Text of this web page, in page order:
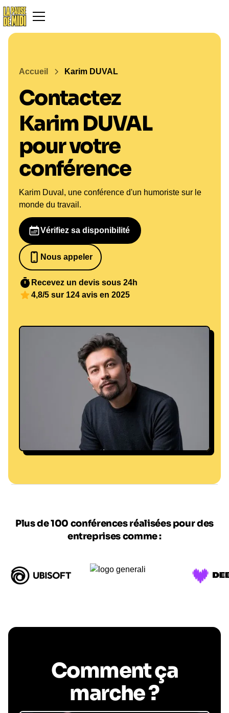
Accueil Karim DUVAL
Contactez
Karim DUVAL
pour votre
conférence
Karim Duval, une conférence d'un humoriste sur le
monde du travail.
Vérifiez sa disponibilité
Nous appeler
0652698481
Recevez un devis sous 24h
4,8/5 sur 124 avis en 2025
©Margot Raymond
Plus de 100 conférences réalisées pour des
entreprises comme :
Comment ça
marche ?